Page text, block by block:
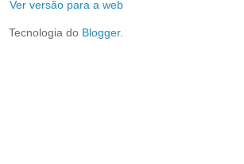
Ver versão para a web
Tecnologia do Blogger.